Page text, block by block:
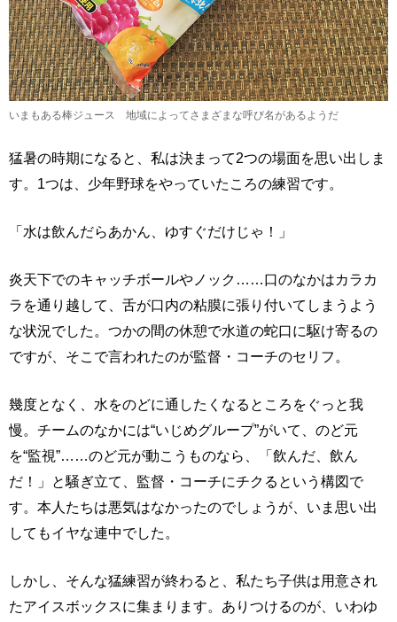
いまもある棒ジュース 地域によってさまざまな呼び名があるようだ
猛暑の時期になると、私は決まって2つの場面を思い出しま
す。1つは、少年野球をやっていたころの練習です。
「水は飲んだらあかん、ゆすぐだけじゃ！」
炎天下でのキャッチボールやノック……口のなかはカラカ
ラを通り越して、舌が口内の粘膜に張り付いてしまうよう
な状況でした。つかの間の休憩で水道の蛇口に駆け寄るの
ですが、そこで言われたのが監督・コーチのセリフ。
幾度となく、水をのどに通したくなるところをぐっと我
慢。チームのなかには“いじめグループ”がいて、のど元
を“監視”……のど元が動こうものなら、「飲んだ、飲ん
だ！」と騒ぎ立て、監督・コーチにチクるという構図で
す。本人たちは悪気はなかったのでしょうが、いま思い出
してもイヤな連中でした。
しかし、そんな猛練習が終わると、私たち子供は用意され
たアイスボックスに集まります。ありつけるのが、いわゆ